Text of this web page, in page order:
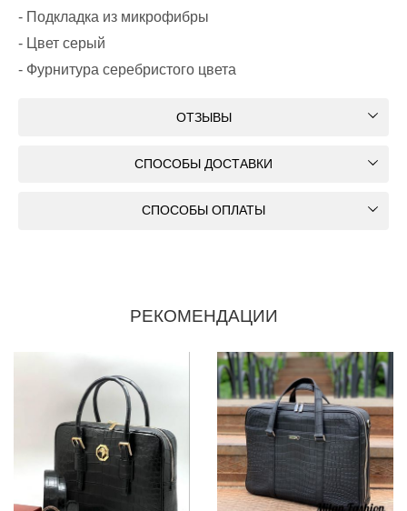
- Подкладка из микрофибры
- Цвет серый
- Фурнитура серебристого цвета
ОТЗЫВЫ
СПОСОБЫ ДОСТАВКИ
СПОСОБЫ ОПЛАТЫ
РЕКОМЕНДАЦИИ